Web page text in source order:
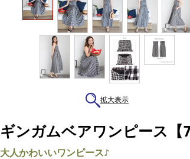
拡大表示
ギンガムベアワンピース
大人かわいいワンピース♪